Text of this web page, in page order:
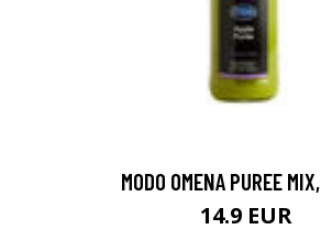
MODO OMENA PUREE
14.9 EUR